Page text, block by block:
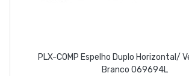
PLX-COMP Espelho Duplo Horizontal/
Branco 069694L